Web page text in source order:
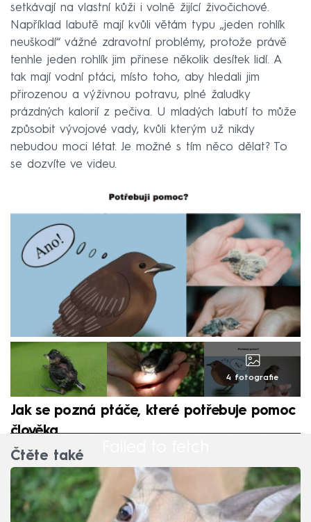
setkávají na vlastní kůži i volně žijící živočichové.
Například labutě mají kvůli větám typu „jeden rohlík
neuškodí“ vážné zdravotní problémy, protože právě
tenhle jeden rohlík jim přinese několik desítek lidí. A
tak mají vodní ptáci, místo toho, aby hledali jim
přirozenou a výživnou potravu, plné žaludky
prázdných kalorií z pečiva. U mladých labutí to může
způsobit vývojové vady, kvůli kterým už nikdy
nebudou moci létat. Je možné s tím něco dělat? To
se dozvíte ve videu.
4 fotografie
Jak se pozná ptáče, které potřebuje pomoc
člověka
Čtěte také